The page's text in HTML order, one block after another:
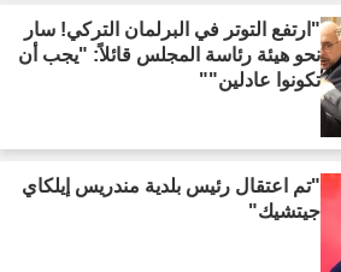
"ارتفع التوتر في البرلمان التركي! سار
نحو هيئة رئاسة المجلس قائلاً: "يجب أن
تكونوا عادلين""
"تم اعتقال رئيس بلدية مندريس إيلكاي
جيتشيك"